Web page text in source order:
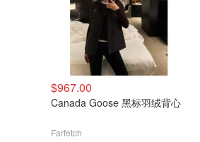
$967.00
Canada Goose 黑标羽绒背心
Farfetch